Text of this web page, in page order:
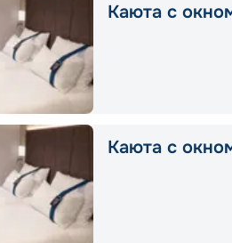
Каюта с
Каюта с